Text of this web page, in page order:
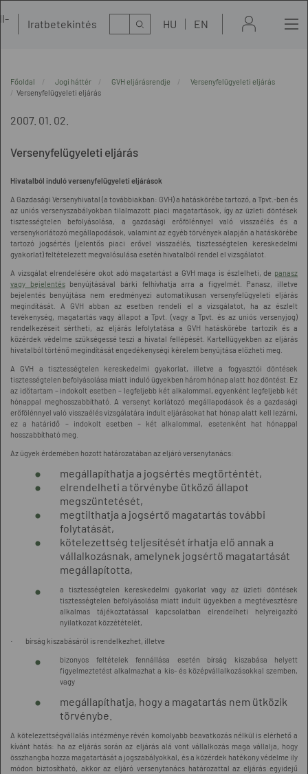
Iratbetekintés Kereső HU EN
Főoldal Jogi háttér GVH eljárásrendje
Versenyfelügyeleti eljárás
Versenyfelügyeleti eljárás
2007. 01. 02.
Versenyfelügyeleti eljárás
Hivatalból induló versenyfelügyeleti eljárások
A Gazdasági Versenyhivatal (a továbbiakban: GVH) a hatáskörébe tartozó, a Tpvt.-ben és
az uniós versenyszabályokban tilalmazott piaci magatartások, így az üzleti döntések
tisztességtelen befolyásolása, a gazdasági erőfölénnyel való visszaélés és a
versenykorlátozó megállapodások, valamint az egyéb törvények alapján a hatáskörébe
tartozó jogsértés (jelentős piaci erővel visszaélés, tisztességtelen kereskedelmi
gyakorlat) feltételezett megvalósulása esetén hivatalból rendel el vizsgálatot.
A vizsgálat elrendelésére okot adó magatartást a GVH maga is észlelheti, de panasz
vagy bejelentésbenyújtásával bárki felhívhatja arra a figyelmét. Panasz, illetve
bejelentés benyújtása nem eredményezi automatikusan versenyfelügyeleti eljárás
megindítását. A GVH abban az esetben rendeli el a vizsgálatot, ha az észlelt
tevékenység, magatartás vagy állapot a Tpvt. (vagy a Tpvt. és az uniós versenyjog)
rendelkezéseit sértheti, az eljárás lefolytatása a GVH hatáskörébe tartozik és a
közérdek védelme szükségessé teszi a hivatal fellépését. Kartellügyekben az eljárás
hivatalból történő megindítását engedékenységi kérelem benyújtása előzheti meg.
A GVH a tisztességtelen kereskedelmi gyakorlat, illetve a fogyasztói döntések
tisztességtelen befolyásolása miatt induló ügyekben három hónap alatt hoz döntést. Ez
az időtartam – indokolt esetben – legfeljebb két alkalommal, egyenként legfeljebb két
hónappal meghosszabbítható. A versenyt korlátozó megállapodások és a gazdasági
erőfölénnyel való visszaélés vizsgálatára indult eljárásokat hat hónap alatt kell lezárni,
ez a határidő – indokolt esetben – két alkalommal, esetenként hat hónappal
hosszabbítható meg.
Az ügyek érdemében hozott határozatában az eljáró versenytanács:
megállapíthatja a jogsértés megtörténtét,
elrendelheti a törvénybe ütköző állapot
megszüntetését,
megtilthatja a jogsértő magatartás további
folytatását,
kötelezettség teljesítését írhatja elő annak a
vállalkozásnak, amelynek jogsértő magatartását
megállapította,
a tisztességtelen kereskedelmi gyakorlat vagy az üzleti döntések
tisztességtelen befolyásolása miatt indult ügyekben a megtévesztésre
alkalmas tájékoztatással kapcsolatban elrendelheti helyreigazító
nyilatkozat közzétételét,
· bírság kiszabásáról is rendelkezhet, illetve
bizonyos feltételek fennállása esetén bírság kiszabása helyett
figyelmeztetést alkalmazhat a kis- és középvállalkozásokkal szemben,
vagy
megállapíthatja, hogy a magatartás nem ütközik
törvénybe.
A kötelezettségvállalás intézménye révén komolyabb beavatkozás nélkül is elérhető a
kívánt hatás: ha az eljárás során az eljárás alá vont vállalkozás maga vállalja, hogy
összhangba hozza magatartását a jogszabályokkal, és a közérdek hatékony védelme ily
módon biztosítható, akkor az eljáró versenytanács határozattal az eljárás egyidejű